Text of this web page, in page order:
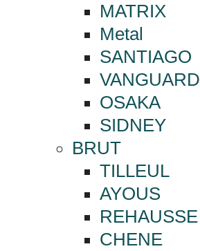
MATRIX
Metal
SANTIAGO
VANGUARD
OSAKA
SIDNEY
BRUT
TILLEUL
AYOUS
REHAUSSE
CHENE